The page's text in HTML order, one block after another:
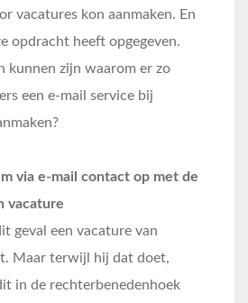
vacatures kon aanmaken. En
opdracht heeft opgegeven.
kunnen zijn waarom er zo
een e-mail service bij
via e-mail contact op met de
vacature
geval een vacature van
Maar terwijl hij dat doet,
in de rechterbenedenhoek